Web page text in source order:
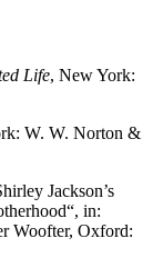
Life, New York:
W. W. Norton &
Jackson’s
in:
Woofter, Oxford: